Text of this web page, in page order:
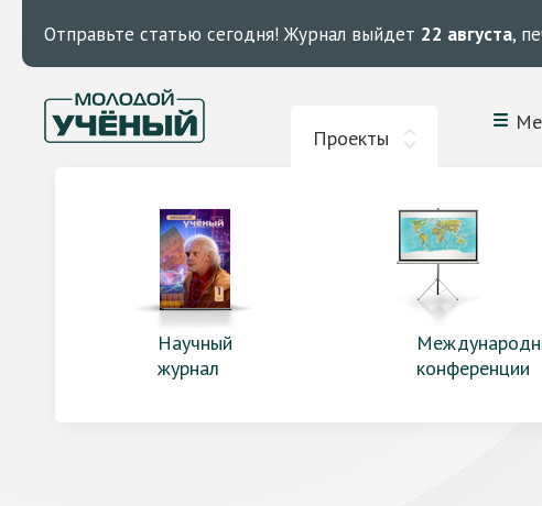
Отправьте статью сегодня! Журнал выйдет 22 августа,
Проекты
Научный
журнал
конференции